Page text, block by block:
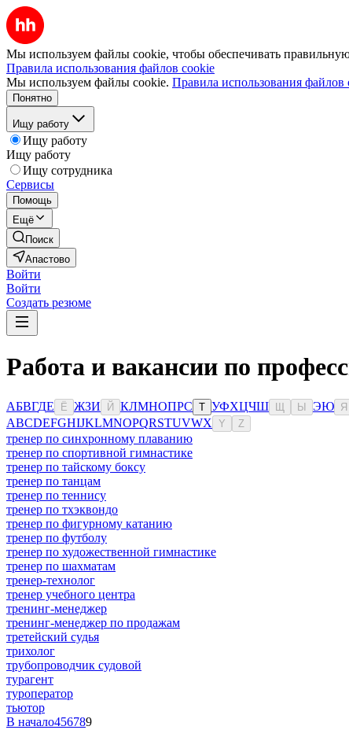
Мы используем файлы cookie, чтобы обеспечивать
Правила использования файлов cookie
Мы используем файлы cookie. Правила использования файлов
Понятно
Ищу работу
Ищу работу
Ищу работу
Ищу сотрудника
Сервисы
Помощь
Ещё
Поиск
Апастово
Войти
Войти
Создать резюме
Работа и вакансии по
АБВГДЕ Ё ЖЗИ Й КЛМНОПРС Т УФХЦЧШ Ы ЭЮ Я
ABCDEFGHIJKLMNOPQRSTUVWX Y Z
тренер по синхронному плаванию
тренер по спортивной гимнастике
тренер по тайскому боксу
тренер по танцам
тренер по теннису
тренер по тхэквондо
тренер по фигурному катанию
тренер по футболу
тренер по художественной гимнастике
тренер по шахматам
тренер-технолог
тренер учебного центра
тренинг-менеджер
тренинг-менеджер по продажам
третейский судья
трихолог
трубопроводчик судовой
турагент
туроператор
тьютор
В начало456789